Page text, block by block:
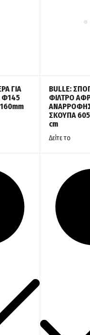
ΓΙΑ
Φ145
BULLE:
ΦΙΛΤΡΟ
ΣΚΟΥΠΑ
cm
Δείτε το